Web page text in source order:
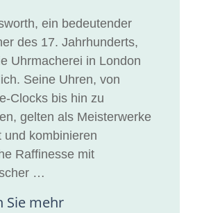
ein bedeutender
des 17. Jahrhunderts,
Uhrmacherei in London
Seine Uhren, von
Clocks bis hin zu
gelten als Meisterwerke
und kombinieren
Raffinesse mit
…
Sie mehr